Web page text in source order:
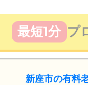
最短1分 プ
新座市の有料